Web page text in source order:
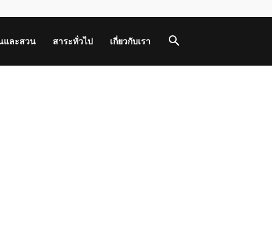
และสวน สาระทั่วไป เกี่ยวกับเรา